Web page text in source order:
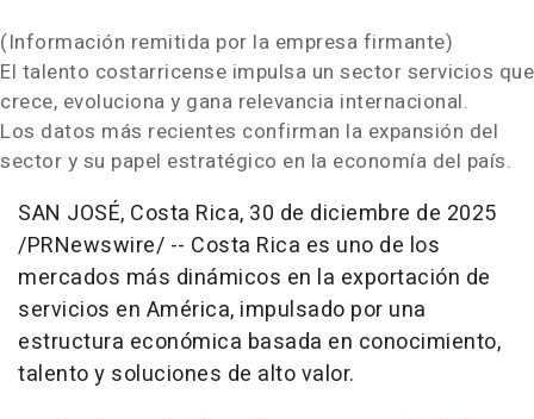
(Información remitida por la empresa firmante)
El talento costarricense impulsa un sector servicios que
crece, evoluciona y gana relevancia internacional.
Los datos más recientes confirman la expansión del
sector y su papel estratégico en la economía del país.
SAN JOSÉ, Costa Rica, 30 de diciembre de 2025
/PRNewswire/ -- Costa Rica es uno de los
mercados más dinámicos en la exportación de
servicios en América, impulsado por una
estructura económica basada en conocimiento,
talento y soluciones de alto valor.